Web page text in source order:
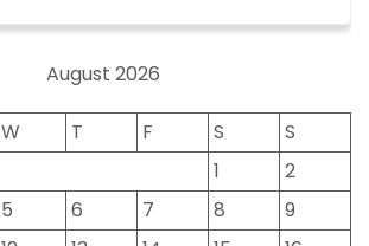
August 2026
W T F S
S
1
2
5 6 7 8
9